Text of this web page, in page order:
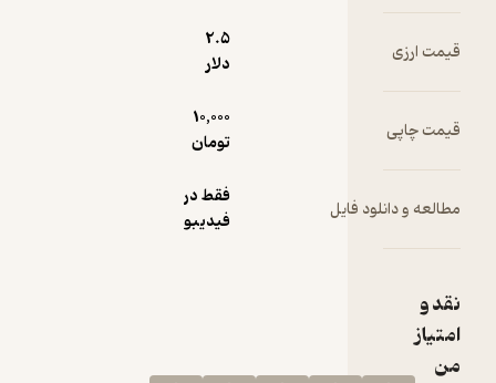
قیمت ارزی
2.۵
دلار
قیمت چاپی
10,000
تومان
مطالعه و دانلود فایل
فقط در
فیدیبو
نقد و
امتیاز
من